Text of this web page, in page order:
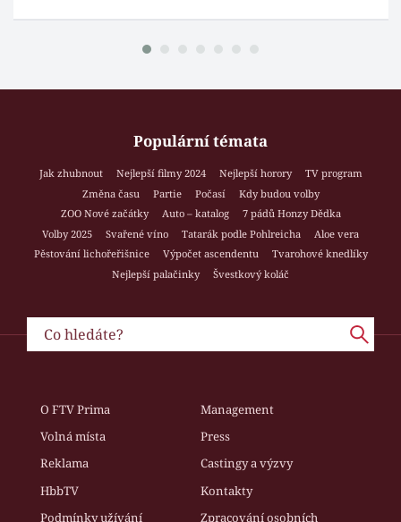
Populární témata
Jak zhubnout Nejlepší filmy 2024 Nejlepší horory
TV program
Změna času
Partie Počasí
Kdy budou volby
ZOO Nové začátky
Auto – katalog
7 pádů Honzy Dědka
Volby 2025
Svařené víno Tatarák podle Pohlreicha
Aloe vera
Pěstování lichořeřišnice
Výpočet ascendentu
Tvarohové knedlíky
Nejlepší palačinky
Švestkový koláč
O FTV Prima
Management
Volná místa
Press
Reklama
Castingy a výzvy
HbbTV
Kontakty
Podmínky užívání
Zpracování osobních